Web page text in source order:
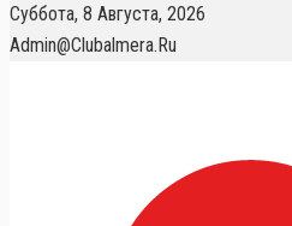
Суббота, 8 Августа, 2026
Admin@clubalmera.ru